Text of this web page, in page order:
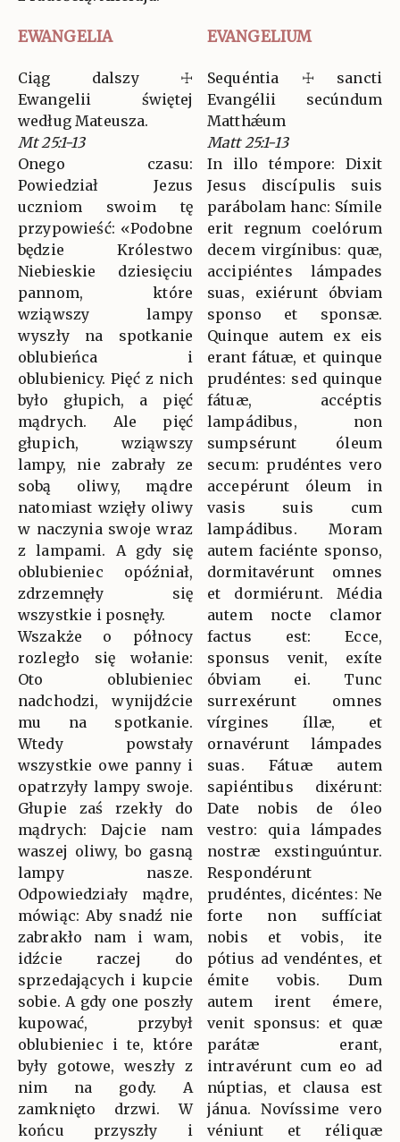
EWANGELIA EVANGELIUM
Ciąg dalszy ☩
Ewangelii świętej
według Mateusza.
Mt 25:1-13
Onego czasu:
Powiedział Jezus
uczniom swoim tę
przypowieść: «Podobne
będzie Królestwo
Niebieskie dziesięciu
pannom, które
wziąwszy lampy
wyszły na spotkanie
oblubieńca i
oblubienicy. Pięć z nich
było głupich, a pięć
mądrych. Ale pięć
głupich, wziąwszy
lampy, nie zabrały ze
sobą oliwy, mądre
natomiast wzięły oliwy
w naczynia swoje wraz
z lampami. A gdy się
oblubieniec opóźniał,
zdrzemnęły się
wszystkie i posnęły.
Wszakże o północy
rozległo się wołanie:
Oto oblubieniec
nadchodzi, wynijdźcie
mu na spotkanie.
Wtedy powstały
wszystkie owe panny i
opatrzyły lampy swoje.
Głupie zaś rzekły do
mądrych: Dajcie nam
waszej oliwy, bo gasną
lampy nasze.
Odpowiedziały mądre,
mówiąc: Aby snadź nie
zabrakło nam i wam,
idźcie raczej do
sprzedających i kupcie
sobie. A gdy one poszły
kupować, przybył
oblubieniec i te, które
były gotowe, weszły z
nim na gody. A
zamknięto drzwi. W
końcu przyszły i
Sequéntia ☩ sancti
Evangélii secúndum
Matthǽum
Matt 25:1-13
In illo témpore: Dixit
Jesus discípulis suis
parábolam hanc: Símile
erit regnum coelórum
decem virgínibus: quæ,
accipiéntes lámpades
suas, exiérunt óbviam
sponso et sponsæ.
Quinque autem ex eis
erant fátuæ, et quinque
prudéntes: sed quinque
fátuæ, accéptis
lampádibus, non
sumpsérunt óleum
secum: prudéntes vero
accepérunt óleum in
vasis suis cum
lampádibus. Moram
autem faciénte sponso,
dormitavérunt omnes
et dormiérunt. Média
autem nocte clamor
factus est: Ecce,
sponsus venit, exíte
óbviam ei. Tunc
surrexérunt omnes
vírgines íllæ, et
ornavérunt lámpades
suas. Fátuæ autem
sapiéntibus dixérunt:
Date nobis de óleo
vestro: quia lámpades
nostræ exstinguúntur.
Respondérunt
prudéntes, dicéntes: Ne
forte non suffíciat
nobis et vobis, ite
pótius ad vendéntes, et
émite vobis. Dum
autem irent émere,
venit sponsus: et quæ
parátæ erant,
intravérunt cum eo ad
núptias, et clausa est
jánua. Novíssime vero
véniunt et réliquæ